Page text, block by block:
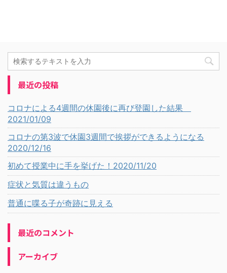
最近の投稿
コロナによる4週間の休園後に再び登園した結果
2021/01/09
コロナの第3波で休園3週間で挨拶ができるようになる
2020/12/16
初めて授業中に手を挙げた！2020/11/20
症状と気質は違うもの
普通に喋る子が奇跡に見える
最近のコメント
アーカイブ